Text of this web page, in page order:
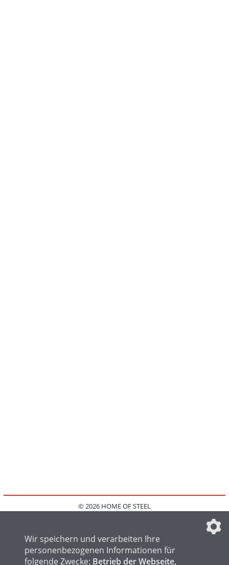
© 2026 HOME OF STEEL
IMPRESSUM
FAQ
DATENSCHUTZEINSTELLUNGEN
Wir speichern und verarbeiten Ihre
personenbezogenen Informationen für
folgende Zwecke: Betrieb der Webseite,